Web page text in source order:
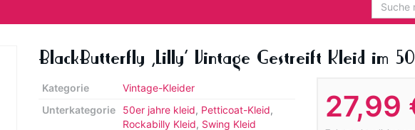
BlackButterfly ‚Lilly‘ Vintage Gestreift Kleid im
27,99
Kategorie
Vintage-Kleider
Unterkategorie
50er jahre kleid, Petticoat-Kleid,
Rockabilly Kleid, Swing Kleid